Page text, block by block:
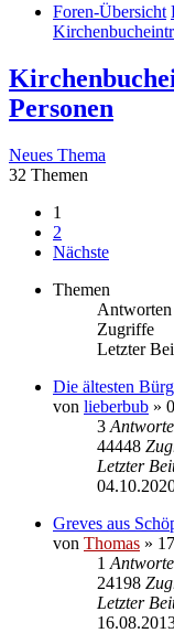
Foren-Übersicht
Personen
Neues Thema
32 Themen
1
2
Nächste
Themen
Antworten
Zugriffe
Letzter
Die ältesten
von lieberbub »
3
44448
Letzter
Greves aus
von Thomas »
1
24198
Letzter